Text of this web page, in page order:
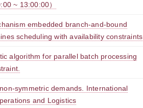
~ 13:00:00）
embedded branch-and-bound
scheduling with availability constraints
algorithm for parallel batch processing
symmetric demands. International
and Logistics